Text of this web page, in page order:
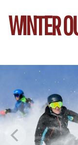
WINTER